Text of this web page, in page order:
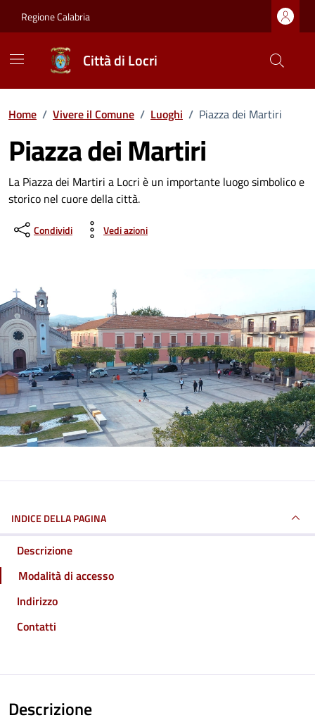
Regione Calabria
Città di Locri
Home / Vivere il Comune / Luoghi / Piazza dei Martiri
Piazza dei Martiri
Dettagli del luogo
La Piazza dei Martiri a Locri è un importante luogo simbolico e
storico nel cuore della città.
Condividi Vedi azioni
INDICE DELLA PAGINA
Descrizione
Modalità di accesso
Indirizzo
Contatti
Descrizione